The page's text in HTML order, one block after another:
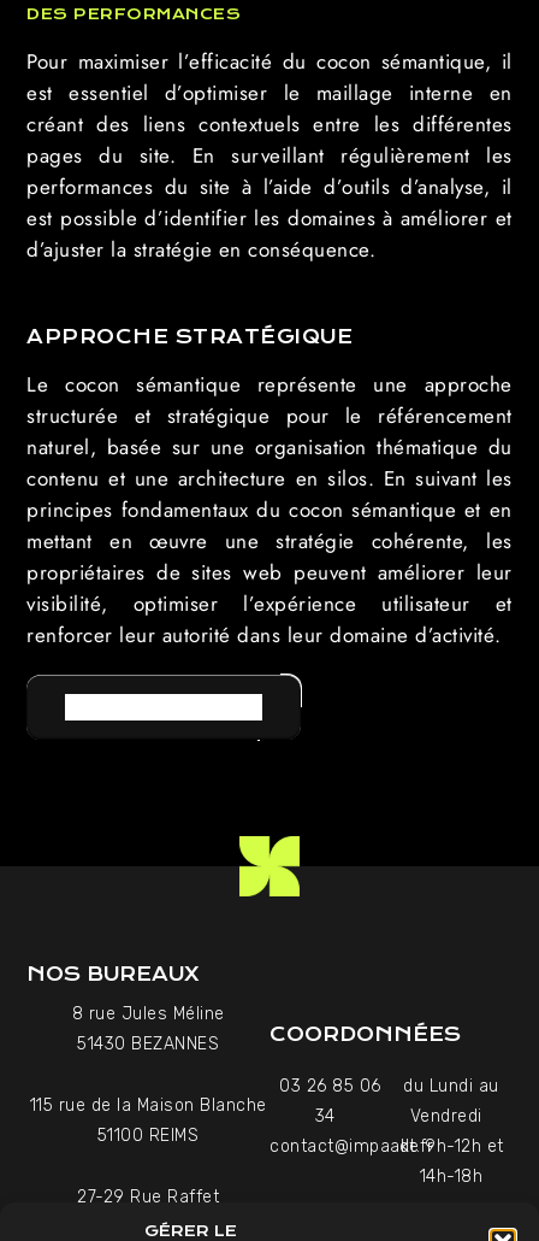
GÉRER LE
DES PERFORMANCES
Pour maximiser l’efficacité du cocon sémantique, il
est essentiel d’optimiser le maillage interne en
créant des liens contextuels entre les différentes
pages du site. En surveillant régulièrement les
performances du site à l’aide d’outils d’analyse, il
est possible d’identifier les domaines à améliorer et
d’ajuster la stratégie en conséquence.
APPROCHE STRATÉGIQUE
Le cocon sémantique représente une approche
structurée et stratégique pour le référencement
naturel, basée sur une organisation thématique du
contenu et une architecture en silos. En suivant les
principes fondamentaux du cocon sémantique et en
mettant en œuvre une stratégie cohérente, les
propriétaires de sites web peuvent améliorer leur
visibilité, optimiser l’expérience utilisateur et
renforcer leur autorité dans leur domaine d’activité.
NOS BUREAUX
8 rue Jules Méline
51430 BEZANNES
115 rue de la Maison Blanche
51100 REIMS
27-29 Rue Raffet
75016 PARIS
COORDONNÉES
03 26 85 06
34
contact@impaakt.fr
du Lundi au
Vendredi
de 9h-12h et
14h-18h